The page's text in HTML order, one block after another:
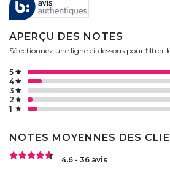
APERÇU DES NOTES
Sélectionnez une ligne ci-dessous pour filtrer
1
2
3
4
5
NOTES MOYENNES DES
4.6 - 36 avis